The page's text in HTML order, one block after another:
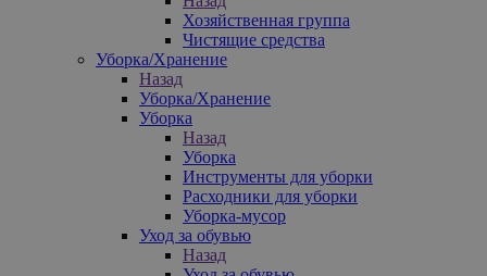
Хозяйственная группа
Чистящие средства
Уборка/Хранение
Назад
Уборка/Хранение
Уборка
Назад
Уборка
Инструменты для уборки
Расходники для уборки
Уборка-мусор
Уход за обувью
Назад